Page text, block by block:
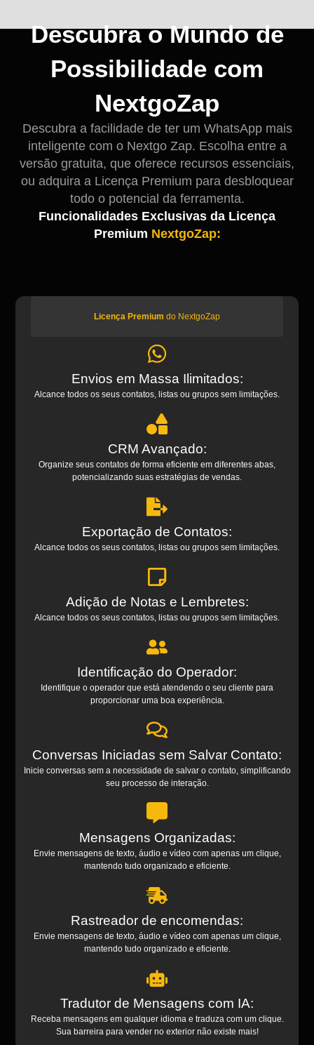
Descubra o Mundo de
Possibilidade com
NextgoZap
Descubra a facilidade de ter um WhatsApp mais
inteligente com o Nextgo Zap. Escolha entre a
versão gratuita, que oferece recursos essenciais,
ou adquira a Licença Premium para desbloquear
todo o potencial da ferramenta.
Funcionalidades Exclusivas da Licença
Premium NextgoZap:
Licença Premium do NextgoZap
Envios em Massa Ilimitados:
Alcance todos os seus contatos, listas ou grupos sem limitações.
CRM Avançado:
Organize seus contatos de forma eficiente em diferentes abas,
potencializando suas estratégias de vendas.
Exportação de Contatos:
Alcance todos os seus contatos, listas ou grupos sem limitações.
Adição de Notas e Lembretes:
Alcance todos os seus contatos, listas ou grupos sem limitações.
Identificação do Operador:
Identifique o operador que está atendendo o seu cliente para
proporcionar uma boa experiência.
Conversas Iniciadas sem Salvar Contato:
Inicie conversas sem a necessidade de salvar o contato, simplificando
seu processo de interação.
Mensagens Organizadas:
Envie mensagens de texto, áudio e vídeo com apenas um clique,
mantendo tudo organizado e eficiente.
Rastreador de encomendas:
Envie mensagens de texto, áudio e vídeo com apenas um clique,
mantendo tudo organizado e eficiente.
Tradutor de Mensagens com IA:
Receba mensagens em qualquer idioma e traduza com um clique.
Sua barreira para vender no exterior não existe mais!